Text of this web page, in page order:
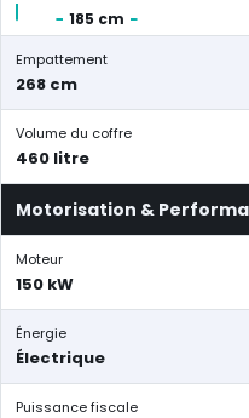
185 cm
Empattement
268 cm
Volume du coffre
460 litre
Motorisation &
Moteur
150 kW
Énergie
Électrique
Puissance fiscale